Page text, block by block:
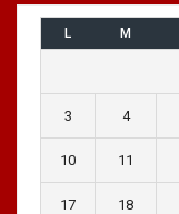
L M
3 4
10 11
17 18